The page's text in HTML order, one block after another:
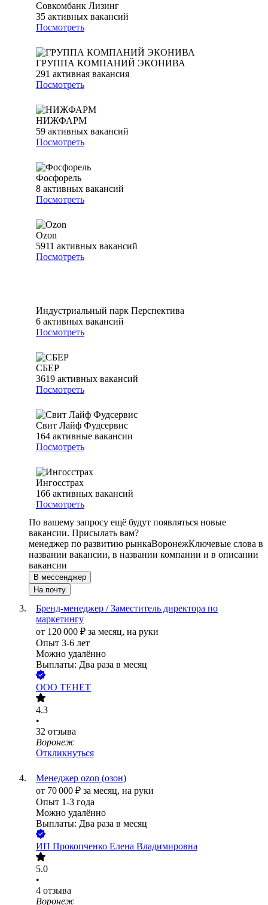
Совкомбанк Лизинг
35 активных вакансий
Посмотреть
ГРУППА КОМПАНИЙ ЭКОНИВА
291 активная вакансия
Посмотреть
НИЖФАРМ
59 активных вакансий
Посмотреть
Фосфорель
8 активных вакансий
Посмотреть
Ozon
5911 активных вакансий
Посмотреть
Индустриальный парк Перспектива
6 активных вакансий
Посмотреть
СБЕР
3619 активных вакансий
Посмотреть
Свит Лайф Фудсервис
164 активные вакансии
Посмотреть
Ингосстрах
166 активных вакансий
Посмотреть
По вашему запросу ещё будут появляться новые
вакансии. Присылать вам?
менеджер по развитию рынкаВоронежКлючевые слова в
названии вакансии, в названии компании и в описании
вакансии
В мессенджер
На почту
Бренд-менеджер / Заместитель директора по
маркетингу
от 120 000 ₽ за месяц, на руки
Опыт 3-6 лет
Можно удалённо
Выплаты: Два раза в месяц
ООО ТЕНЕТ
4.3
•
32 отзыва
Воронеж
Откликнуться
Менеджер ozon (озон)
от 70 000 ₽ за месяц, на руки
Опыт 1-3 года
Можно удалённо
Выплаты: Два раза в месяц
ИП Прокопченко Елена Владимировна
5.0
•
4 отзыва
Воронеж